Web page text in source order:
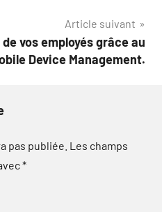
Article suivant
vos employés grâce au
Device Management.
pas publiée. Les champs
*